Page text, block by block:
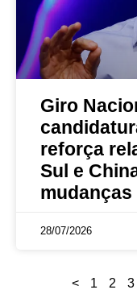
Giro
reforça
Sul e
28/07/2026
< 1 2 3